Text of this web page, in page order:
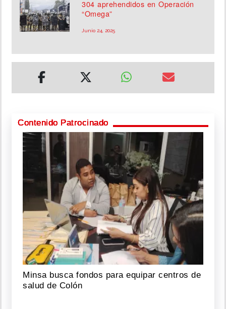
304 aprehendidos en Operación
“Omega”
Junio 24, 2025
Contenido Patrocinado
Minsa busca fondos para equipar centros de
salud de Colón